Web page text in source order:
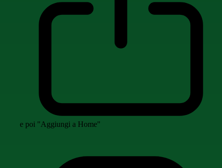
e poi "Aggiungi a Home"